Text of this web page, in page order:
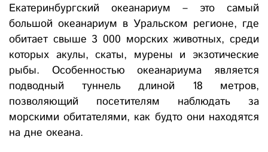
Екатеринбургский океанариум – это самый
большой океанариум в Уральском регионе, где
обитает свыше 3 000 морских животных, среди
которых акулы, скаты, мурены и экзотические
рыбы. Особенностью океанариума является
подводный туннель длиной 18 метров,
позволяющий посетителям наблюдать за
морскими обитателями, как будто они находятся
на дне океана.